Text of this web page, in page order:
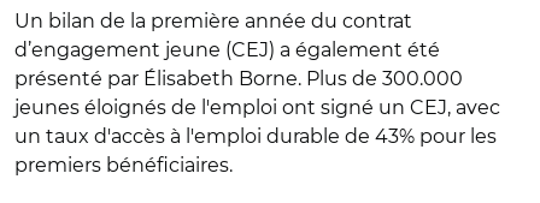
Un bilan de la première année du contrat
d’engagement jeune (CEJ) a également été
présenté par Élisabeth Borne. Plus de 300.000
jeunes éloignés de l'emploi ont signé un CEJ, avec
un taux d'accès à l'emploi durable de 43% pour les
premiers bénéficiaires.